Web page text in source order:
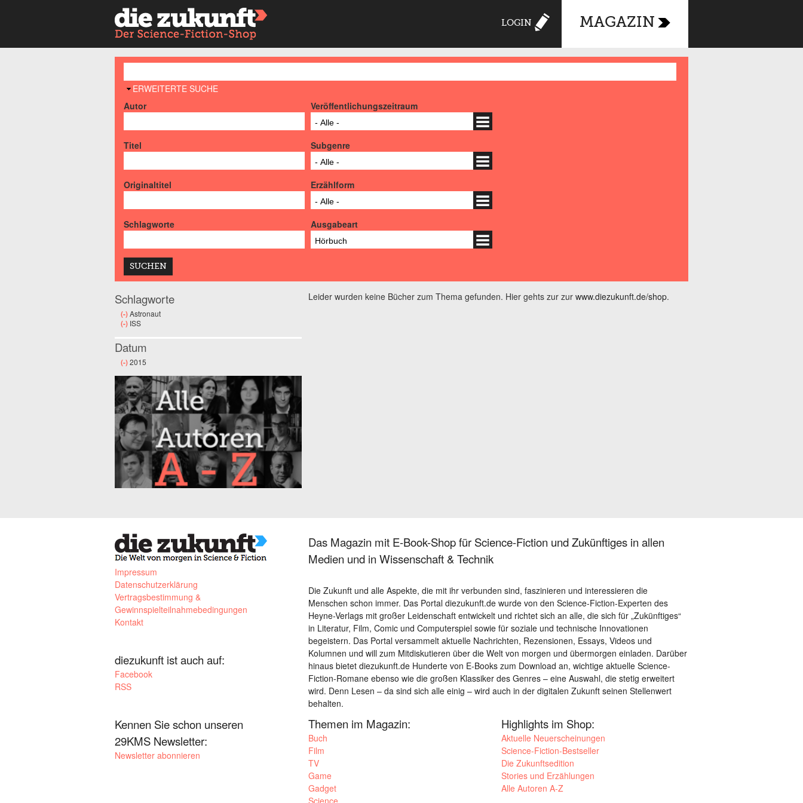
LOGIN MAGAZIN
AUSBLENDEN
ERWEITERTE SUCHE
Autor
Veröffentlichungszeitraum
- Alle -
Titel Subgenre
- Alle -
Originaltitel Erzählform
- Alle -
Schlagworte Ausgabeart
Hörbuch
Leider wurden keine Bücher zum Thema gefunden. Hier gehts zur zur www.diezukunft.de/shop.
Schlagworte
(-)Remove Astronaut filter
Astronaut
(-) Remove ISS filter
ISS
Datum
(-)Remove 2015 filter
2015
Impressum
Datenschutzerklärung
Vertragsbestimmung &
Gewinnspielteilnahmebedingungen
Kontakt
diezukunft ist auch auf:
Facebook
RSS
Kennen Sie schon unseren
29KMS Newsletter:
Newsletter abonnieren
Das Magazin mit E-Book-Shop für Science-Fiction und Zukünftiges in allen
Medien und in Wissenschaft & Technik
Die Zukunft und alle Aspekte, die mit ihr verbunden sind, faszinieren und interessieren die
Menschen schon immer. Das Portal diezukunft.de wurde von den Science-Fiction-Experten des
Heyne-Verlags mit großer Leidenschaft entwickelt und richtet sich an alle, die sich für „Zukünftiges“
in Literatur, Film, Comic und Computerspiel sowie für soziale und technische Innovationen
begeistern. Das Portal versammelt aktuelle Nachrichten, Rezensionen, Essays, Videos und
Kolumnen und will zum Mitdiskutieren über die Welt von morgen und übermorgen einladen. Darüber
hinaus bietet diezukunft.de Hunderte von E-Books zum Download an, wichtige aktuelle Science-
Fiction-Romane ebenso wie die großen Klassiker des Genres – eine Auswahl, die stetig erweitert
wird. Denn Lesen – da sind sich alle einig – wird auch in der digitalen Zukunft seinen Stellenwert
behalten.
Themen im Magazin:
Buch
Film
TV
Game
Gadget
Science
Highlights im Shop:
Aktuelle Neuerscheinungen
Science-Fiction-Bestseller
Die Zukunftsedition
Stories und Erzählungen
Alle Autoren A-Z